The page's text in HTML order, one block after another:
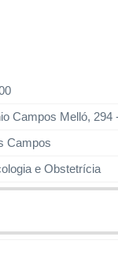
Campos Melló,
Campos
e Obstetrícia